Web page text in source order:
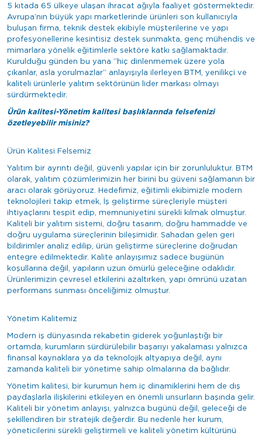
5 kıtada 65 ülkeye ulaşan ihracat ağıyla faaliyet göstermektedir.
Avrupa’nın büyük yapı marketlerinde ürünleri son kullanıcıyla
buluşan firma, teknik destek ekibiyle müşterilerine ve yapı
profesyonellerine kesintisiz destek sunmakta, genç mühendis ve
mimarlara yönelik eğitimlerle sektöre katkı sağlamaktadır.
Kurulduğu günden bu yana “hiç dinlenmemek üzere yola
çıkanlar, asla yorulmazlar” anlayışıyla ilerleyen BTM, yenilikçi ve
kaliteli ürünlerle yalıtım sektörünün lider markası olmayı
sürdürmektedir.
Ürün kalitesi-Yönetim kalitesi başlıklarında felsefenizi
özetleyebilir misiniz?
Ürün Kalitesi Felsemiz
Yalıtım bir ayrıntı değil, güvenli yapılar için bir zorunluluktur. BTM
olarak, yalıtım çözümlerimizin her birini bu güveni sağlamanın bir
aracı olarak görüyoruz. Hedefimiz, eğitimli ekibimizle modern
teknolojileri takip etmek, İş geliştirme süreçleriyle müşteri
ihtiyaçlarını tespit edip, memnuniyetini sürekli kılmak olmuştur.
Kaliteli bir yalıtım sistemi, doğru tasarım, doğru hammadde ve
doğru uygulama süreçlerinin bileşimidir. Sahadan gelen geri
bildirimler analiz edilip, ürün geliştirme süreçlerine doğrudan
entegre edilmektedir. Kalite anlayışımız sadece bugünün
koşullarına değil, yapıların uzun ömürlü geleceğine odaklıdır.
Ürünlerimizin çevresel etkilerini azaltırken, yapı ömrünü uzatan
performans sunması önceliğimiz olmuştur.
Yönetim Kalitemiz
Modern iş dünyasında rekabetin giderek yoğunlaştığı bir
ortamda, kurumların sürdürülebilir başarıyı yakalaması yalnızca
finansal kaynaklara ya da teknolojik altyapıya değil, aynı
zamanda kaliteli bir yönetime sahip olmalarına da bağlıdır.
Yönetim kalitesi, bir kurumun hem iç dinamiklerini hem de dış
paydaşlarla ilişkilerini etkileyen en önemli unsurların başında gelir.
Kaliteli bir yönetim anlayışı, yalnızca bugünü değil, geleceği de
şekillendiren bir stratejik değerdir. Bu nedenle her kurum,
yöneticilerini sürekli geliştirmeli ve kaliteli yönetim kültürünü